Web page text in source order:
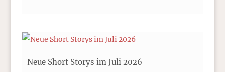
Neue Short Storys im Juli 2026